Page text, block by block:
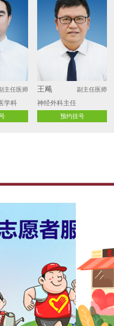
主任医师
学科
王飚 副主任医师
神经外科主任
预约挂号